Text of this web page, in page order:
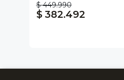
$ 449.990
$ 382.492